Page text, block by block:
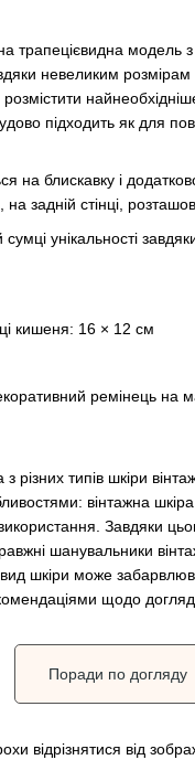
трапецієвидна модель з
невеликим
підходить як для
на блискавку і
на задній стінці,
унікальності
кишеня: 16 × 12 см
ремінець на
різних типів шкіри
вінтажна
Завдяки
шанувальники
шкіри може
щодо
Поради по догляду
відрізнятися від